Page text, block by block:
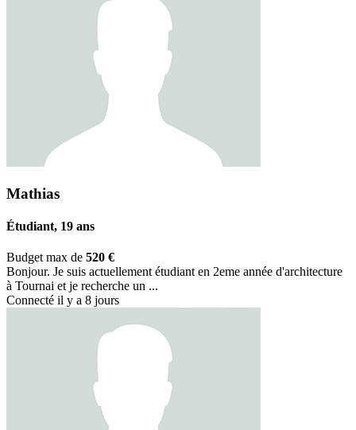
Mathias
Étudiant, 19 ans
Budget max de 520 €
Bonjour. Je suis actuellement étudiant en 2eme année d'architecture
à Tournai et je recherche un ...
Connecté il y a 8 jours